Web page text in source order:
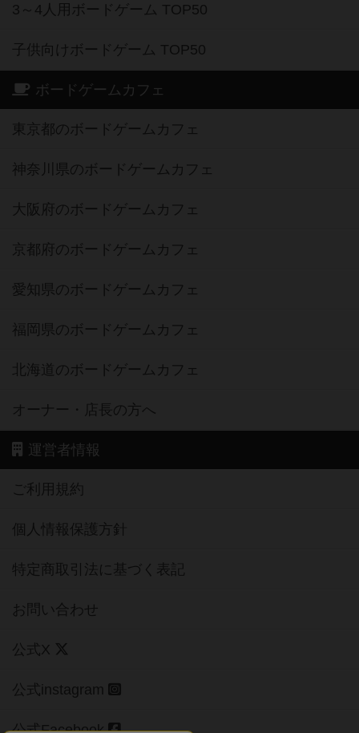
3～4人用ボードゲーム TOP50
子供向けボードゲーム TOP50
ボードゲームカフェ
東京都のボードゲームカフェ
神奈川県のボードゲームカフェ
大阪府のボードゲームカフェ
京都府のボードゲームカフェ
愛知県のボードゲームカフェ
福岡県のボードゲームカフェ
北海道のボードゲームカフェ
オーナー・店長の方へ
運営者情報
ご利用規約
個人情報保護方針
特定商取引法に基づく表記
お問い合わせ
公式X
公式instagram
公式Facebook